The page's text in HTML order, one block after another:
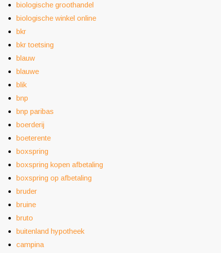
biologische groothandel
biologische winkel online
bkr
bkr toetsing
blauw
blauwe
blik
bnp
bnp paribas
boerderij
boeterente
boxspring
boxspring kopen afbetaling
boxspring op afbetaling
bruder
bruine
bruto
buitenland hypotheek
campina